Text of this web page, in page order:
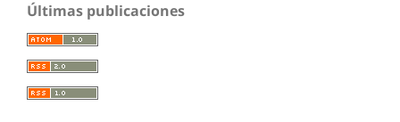
Últimas publicaciones